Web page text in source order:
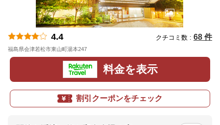
4.4 クチコミ数 : 68 件
福島県会津若松市東山町湯本247
料金を表示
割引クーポンをチェック